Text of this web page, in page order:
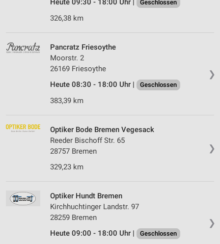
Heute 09:30 - 18:00 Uhr | Geschlossen
326,38 km
❯
Pancratz Friesoythe
Moorstr. 2
26169 Friesoythe
Heute 08:30 - 18:00 Uhr |
Geschlossen
383,39 km
❯
Optiker Bode Bremen Vegesack
Reeder Bischoff Str. 65
28757 Bremen
329,23 km
❯
Optiker Hundt Bremen
Kirchhuchtinger Landstr. 97
28259 Bremen
Heute 09:00 - 18:00 Uhr |
Geschlossen